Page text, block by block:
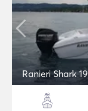
Ranieri Shark 19